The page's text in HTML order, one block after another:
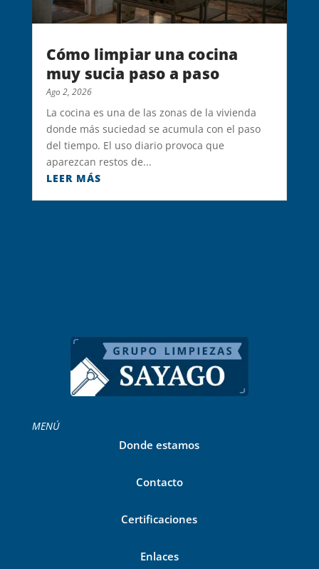
Cómo limpiar una cocina
muy sucia paso a paso
Ago 2, 2026
La cocina es una de las zonas de la vivienda
donde más suciedad se acumula con el paso
del tiempo. El uso diario provoca que
aparezcan restos de...
LEER MÁS
MENÚ
Donde estamos
Contacto
Certificaciones
Enlaces